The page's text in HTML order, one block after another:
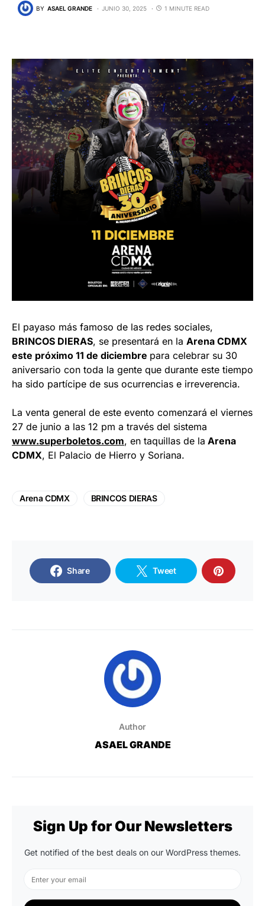
BY ASAEL GRANDE JUNIO 30, 2025 1 MINUTE READ
El payaso más famoso de las redes sociales,
BRINCOS DIERAS, se presentará en la Arena CDMX
este próximo 11 de diciembre para celebrar su 30
aniversario con toda la gente que durante este tiempo
ha sido partícipe de sus ocurrencias e irreverencia.
La venta general de este evento comenzará el viernes
27 de junio a las 12 pm a través del sistema
www.superboletos.com, en taquillas de la Arena
CDMX, El Palacio de Hierro y Soriana.
Arena CDMX BRINCOS DIERAS
Share Tweet
Author
ASAEL GRANDE
Sign Up for Our Newsletters
Get notified of the best deals on our WordPress themes.